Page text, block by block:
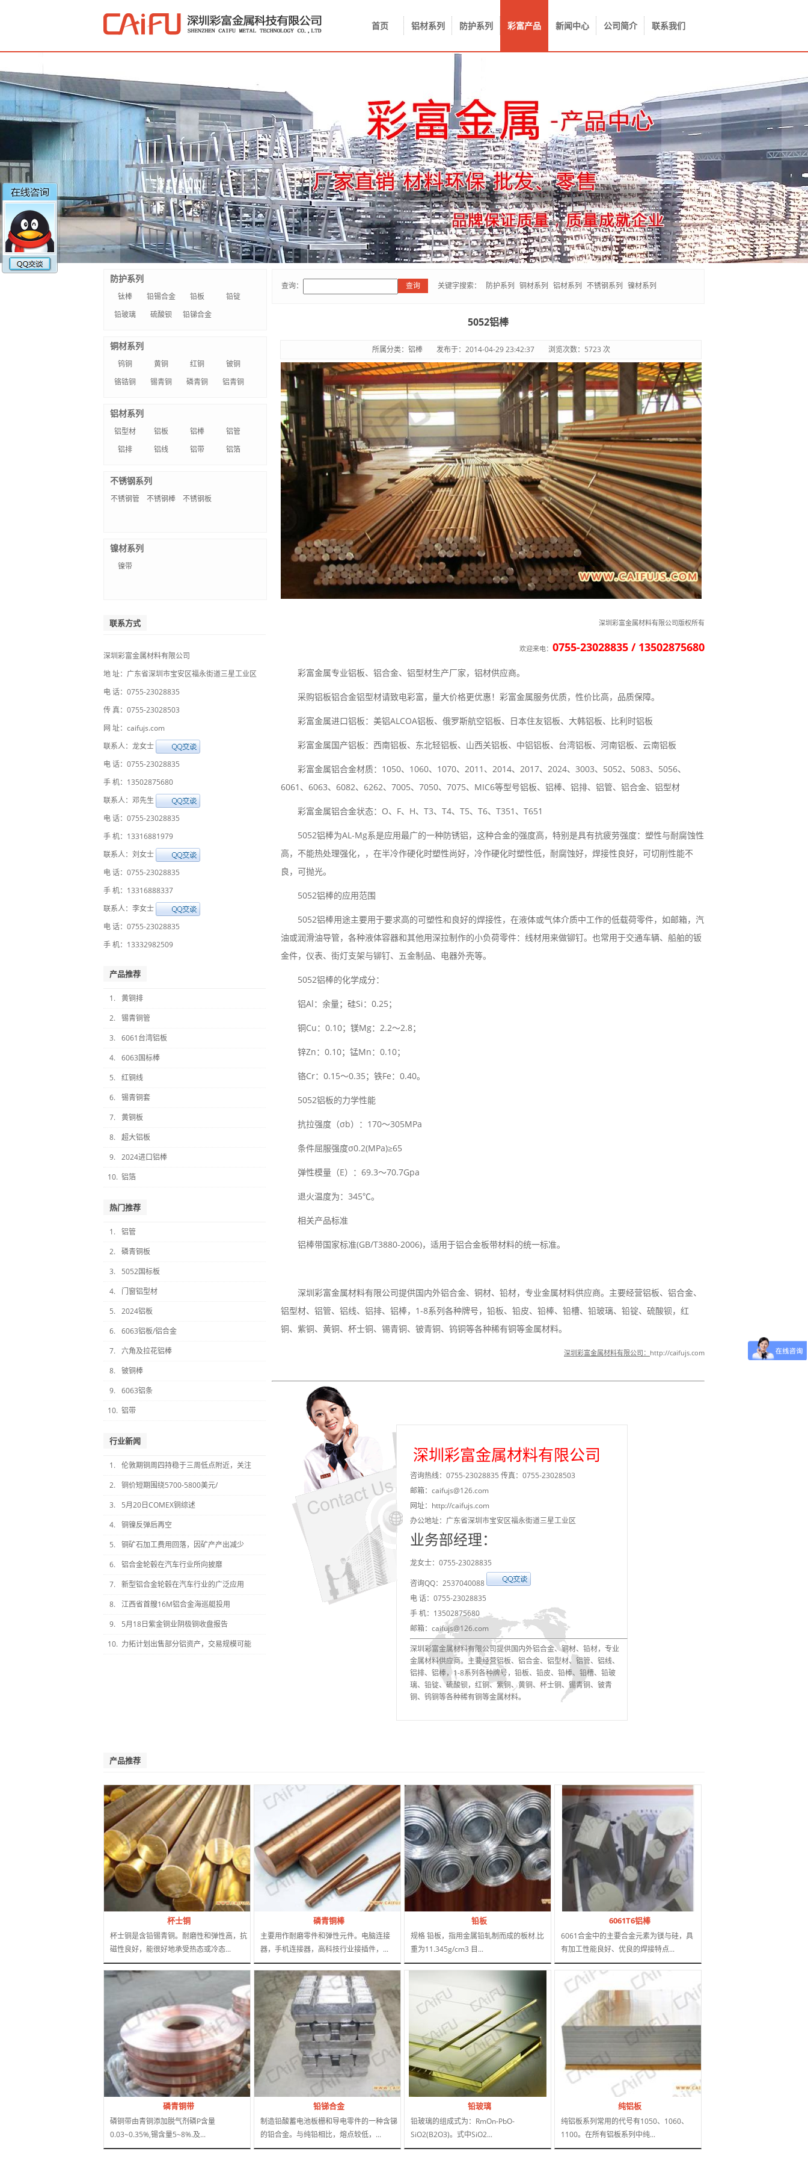
首页 铝材系列 防护系列 彩富产品 新闻中心 公司简介 联系我们
防护系列
钛棒 铅锡合金 铅板
铅锭
铅玻璃
硫酸钡 铅锑合金
铜材系列
钨铜 黄铜 红铜
铍铜
铬锆铜
锡青铜 磷青铜 铝青铜
铝材系列
铝型材 铝板 铝棒
铝管
铝排
铝线 铝带 铝箔
不锈钢系列
不锈钢管 不锈钢棒 不锈钢板
镍材系列
镍带
联系方式
深圳彩富金属材料有限公司
地 址：广东省深圳市宝安区福永街道三星工业区
电 话：0755-23028835
传 真：0755-23028503
网 址：caifujs.com
联系人：龙女士
电 话：0755-23028835
手 机：13502875680
联系人：邓先生
电 话：0755-23028835
手 机：13316881979
联系人：刘女士
电 话：0755-23028835
手 机：13316888337
联系人：李女士
电 话：0755-23028835
手 机：13332982509
产品推荐
1. 黄铜排
2. 锡青铜管
3. 6061台湾铝板
4. 6063国标棒
5. 红铜线
6. 锡青铜套
7. 黄铜板
8. 超大铝板
9. 2024进口铝棒
10. 铝箔
热门推荐
1. 铝管
2. 磷青铜板
3.
5052国标板
4.
门窗铝型材
5. 2024铝板
6. 6063铝板/铝合金
7. 六角及拉花铝棒
8. 铍铜棒
9. 6063铝条
10. 铝带
行业新闻
1. 伦敦期铜周四持稳于三周低点附近，关注
2. 铜价短期围绕5700-5800美元/
3.
5月20日COMEX铜综述
4. 铜镍反弹后再空
5. 铜矿石加工费用回落，因矿产产出减少
6. 铝合金轮毂在汽车行业所向披靡
7. 新型铝合金轮毂在汽车行业的广泛应用
8. 江西省首艘16M铝合金海巡艇投用
9.
5月18日紫金铜业阴极铜收盘报告
10. 力拓计划出售部分铝资产，交易规模可能
查询： 关键字搜索： 防护系列 铜材系列 铝材系列 不锈钢系列 镍材系列
5052铝棒
所属分类：铝棒 发布于：2014-04-29 23:42:37 浏览次数：5723 次
深圳彩富金属材料有限公司版权所有
欢迎来电： 0755-23028835 / 13502875680
彩富金属专业铝板、铝合金、铝型材生产厂家，铝材供应商。
采购铝板铝合金铝型材请致电彩富，量大价格更优惠！彩富金属服务优质，性价比高，品质保障。
彩富金属进口铝板：美铝ALCOA铝板、俄罗斯航空铝板、日本住友铝板、大韩铝板、比利时铝板
彩富金属国产铝板：西南铝板、东北轻铝板、山西关铝板、中铝铝板、台湾铝板、河南铝板、云南铝板
彩富金属铝合金材质：1050、1060、1070、2011、2014、2017、2024、3003、5052、5083、5056、
6061、6063、6082、6262、7005、7050、7075、MIC6等型号铝板、铝棒、铝排、铝管、铝合金、铝型材
彩富金属铝合金状态：O、F、H、T3、T4、T5、T6、T351、T651
5052铝棒为AL-Mg系是应用最广的一种防锈铝，这种合金的强度高，特别是具有抗疲劳强度：塑性与耐腐蚀性
高，不能热处理强化，，在半冷作硬化时塑性尚好，冷作硬化时塑性低，耐腐蚀好，焊接性良好，可切削性能不
良，可抛光。
5052铝棒的应用范围
5052铝棒用途主要用于要求高的可塑性和良好的焊接性，在液体或气体介质中工作的低载荷零件，如邮箱，汽
油或润滑油导管，各种液体容器和其他用深拉制作的小负荷零件：线材用来做铆钉。也常用于交通车辆、船舶的钣
金件，仪表、街灯支架与铆钉、五金制品、电器外壳等。
5052铝棒的化学成分：
铝Al：余量；硅Si：0.25；
铜Cu：0.10；镁Mg：2.2～2.8；
锌Zn：0.10；锰Mn：0.10；
铬Cr：0.15～0.35；铁Fe：0.40。
5052铝板的力学性能
抗拉强度（σb）：170～305MPa
条件屈服强度σ0.2(MPa)≥65
弹性模量（E）：69.3～70.7Gpa
退火温度为：345℃。
相关产品标准
铝棒带国家标准(GB/T3880-2006)，适用于铝合金板带材料的统一标准。
深圳彩富金属材料有限公司提供国内外铝合金、铜材、铅材，专业金属材料供应商。主要经营铝板、铝合金、
铝型材、铝管、铝线、铝排、铝棒，1-8系列各种牌号，铅板、铅皮、铅棒、铅槽、铅玻璃、铅锭、硫酸钡，红
铜、紫铜、黄铜、杯士铜、锡青铜、铍青铜、钨铜等各种稀有铜等金属材料。
深圳彩富金属材料有限公司： http://caifujs.com
深圳彩富金属材料有限公司
咨询热线：0755-23028835 传真：0755-23028503
邮箱：caifujs@126.com
网址：http://caifujs.com
办公地址：广东省深圳市宝安区福永街道三星工业区
业务部经理：
龙女士：0755-23028835
咨询QQ：2537040088
电 话：0755-23028835
手 机：13502875680
邮箱：caifujs@126.com
深圳彩富金属材料有限公司提供国内外铝合金、铜材、铅材，专业
金属材料供应商。主要经营铝板、铝合金、铝型材、铝管、铝线、
铝排、铝棒，1-8系列各种牌号，铅板、铅皮、铅棒、铅槽、铅玻
璃、铅锭、硫酸钡，红铜、紫铜、黄铜、杯士铜、锡青铜、铍青
铜、钨铜等各种稀有铜等金属材料。
产品推荐
杯士铜
杯士铜是含铅锡青铜。耐磨性和弹性高，抗
磁性良好，能很好地承受热态或冷态...
磷青铜棒
主要用作耐磨零件和弹性元件。电脑连接
器，手机连接器，高科技行业接插件，...
铅板
规格 铅板，指用金属铅轧制而成的板材.比
重为11.345g/cm3 目...
6061T6铝棒
6061合金中的主要合金元素为镁与硅，具
有加工性能良好、优良的焊接特点...
磷青铜带
磷铜带由青铜添加脱气剂磷P含量
0.03~0.35%,锡含量5~8%.及...
铅锑合金
制造铅酸蓄电池板栅和导电零件的一种含锑
的铅合金。与纯铅相比，熔点较低，...
铅玻璃
铅玻璃的组成式为：RmOn-PbO-
SiO2(B2O3)。式中SiO2...
纯铝板
纯铝板系列常用的代号有1050、1060、
1100。在所有铝板系列中纯...